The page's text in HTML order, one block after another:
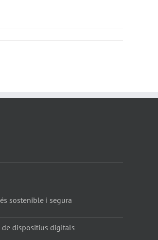
sostenible i segura
de dispositius digitals